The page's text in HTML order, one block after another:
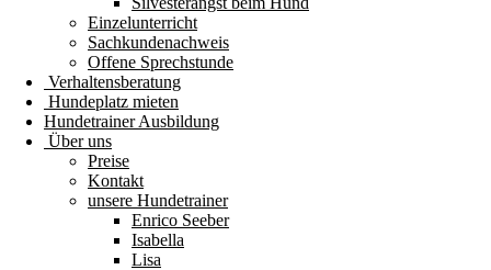
Einzelunterricht
Sachkundenachweis
Offene Sprechstunde
Verhaltensberatung
Hundeplatz mieten
Hundetrainer Ausbildung
Über uns
Preise
Kontakt
unsere Hundetrainer
Enrico Seeber
Isabella
Lisa